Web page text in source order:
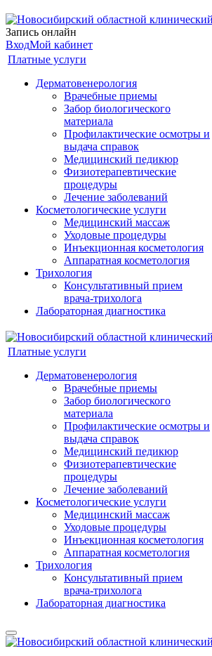
Запись онлайн
ВходМой кабинет
Платные услуги
Дерматовенерология
Врачебные приемы
Забор биологического
материала
Профилактические осмотры и
выдача справок
Медицинский педикюр
Физиотерапевтические
процедуры
Лечение заболеваний
Косметологические услуги
Медицинский массаж
Уходовые процедуры
Инъекционная косметология
Аппаратная косметология
Трихология
Консультативный прием
врача-трихолога
Лабораторная диагностика
Платные услуги
Дерматовенерология
Врачебные приемы
Забор биологического
материала
Профилактические осмотры и
выдача справок
Медицинский педикюр
Физиотерапевтические
процедуры
Лечение заболеваний
Косметологические услуги
Медицинский массаж
Уходовые процедуры
Инъекционная косметология
Аппаратная косметология
Трихология
Консультативный прием
врача-трихолога
Лабораторная диагностика